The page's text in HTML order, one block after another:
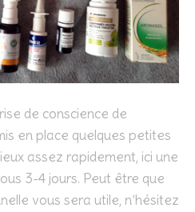
de conscience de
en place quelques petites
assez rapidement, ici une
3-4 jours. Peut être que
vous sera utile, n’hésitez